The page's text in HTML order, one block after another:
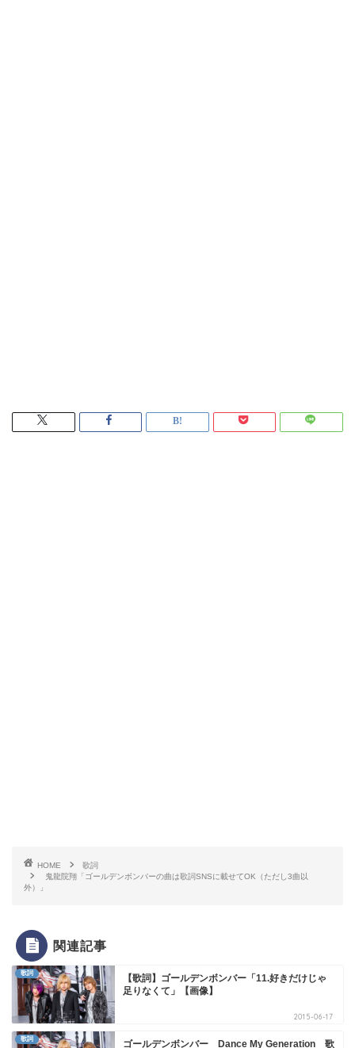
HOME
歌詞
鬼龍院翔「ゴールデンボンバーの曲は歌詞SNSに載せてOK（ただし3曲以
外）」
関連記事
歌詞
【歌詞】ゴールデンボンバー「11.好きだけじゃ
足りなくて」【画像】
2015-06-17
歌詞
ゴールデンボンバー Dance My Generation 歌